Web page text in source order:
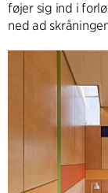
føjer sig ind i
ned ad